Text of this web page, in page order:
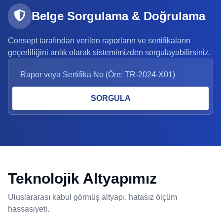
Belge Sorgulama & Doğrulama
Consept tarafından verilen raporların ve sertifikaların
geçerliliğini anlık olarak sistemimizden sorgulayabilirsiniz.
SORGULA
Teknolojik Altyapımız
Uluslararası kabul görmüş altyapı, hatasız ölçüm
hassasiyeti.